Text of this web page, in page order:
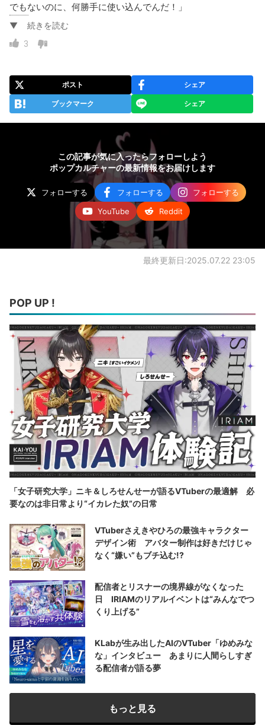
▼ 続きを読む
でもないのに、何勝手に使い込んでんだ！」
て事ですね。
所属の演者が稼いできたものを自分の金と思い違いして、使
い込んでみたり、持ち逃げしてみたり、金に目が眩むと言う
せんか？
と思う事がちょいちょいあって、結局会社が破綻したとかあ
るあるですよね。
結局は会社経営する能力は無かったと言うオチが付いて終了
って感じですか。
3
ポスト シェア
ブックマーク シェア
この記事が気に入ったらフォローしよう
ポップカルチャーの最新情報をお届けします
フォローする フォローする
フォローする
YouTube
Reddit
最終更新日:2025.07.22 23:05
POP UP !
「女子研究大学」ニキ＆しろせんせーが語るVTuberの最適解 必
要なのは非日常より“イカレた奴”の日常
VTuberさえきやひろの最強キャラクター
デザイン術 アバター制作は好きだけじゃ
なく“嫌い”もブチ込む!?
配信者とリスナーの境界線がなくなった
日 IRIAMのリアルイベントは“みんなでつ
くり上げる”
KLabが生み出したAIのVTuber「ゆめみな
な」インタビュー あまりに人間らしすぎ
る配信者が語る夢
もっと見る